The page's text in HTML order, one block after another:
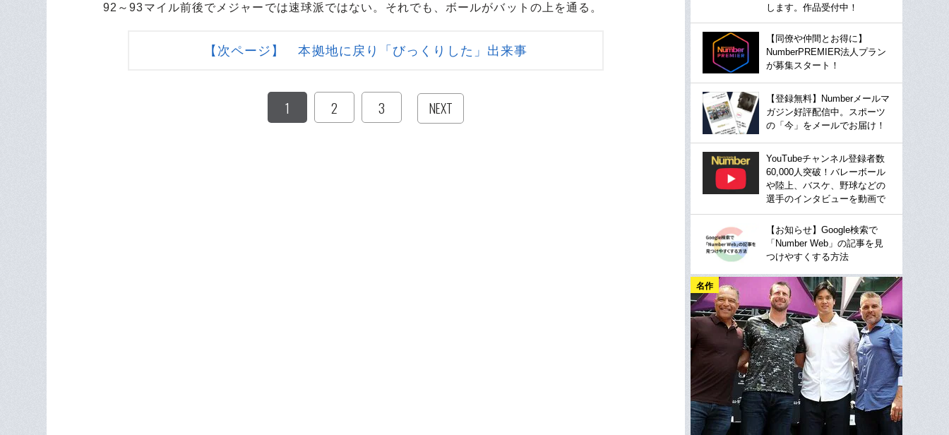
92～93マイル前後でメジャーでは速球派ではない。それでも、ボールがバットの上を通る。
【次ページ】 本拠地に戻り「びっくりした」出来事
1 2 3 NEXT
します。作品受付中！
【同僚や仲間とお得に】
NumberPREMIER法人プラン
が募集スタート！
【登録無料】Numberメールマ
ガジン好評配信中。スポーツ
の「今」をメールでお届け！
YouTubeチャンネル登録者数
60,000人突破！バレーボール
や陸上、バスケ、野球などの
選手のインタビューを動画で
【お知らせ】Google検索で
「Number Web」の記事を見
つけやすくする方法
名作